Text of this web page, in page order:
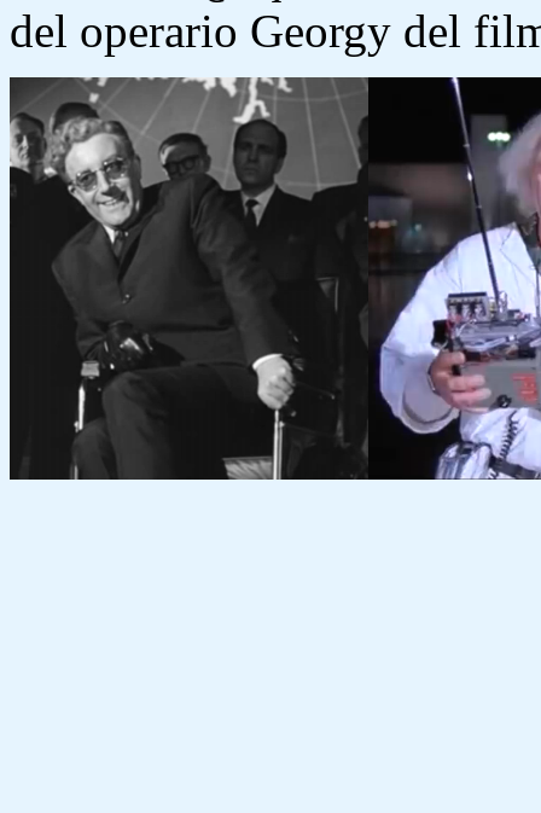
del operario Georgy del